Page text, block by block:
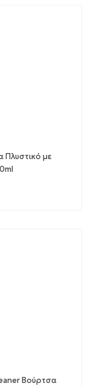
Πλυστικό με
Βούρτσα